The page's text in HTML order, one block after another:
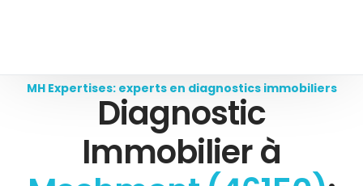
MH Expertises: experts en diagnostics immobiliers
Diagnostic
Immobilier à